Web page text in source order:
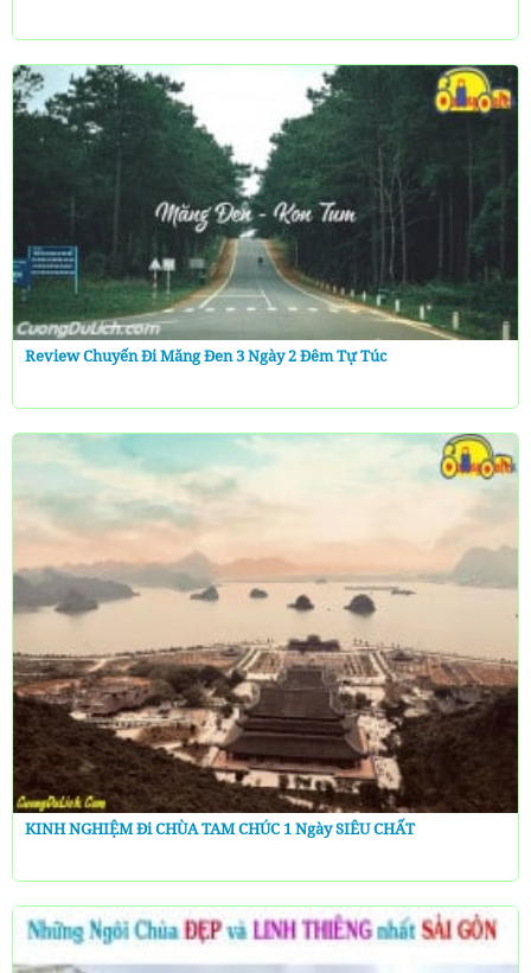
Review Chuyến Đi Măng Đen 3 Ngày 2 Đêm Tự Túc
KINH NGHIỆM Đi CHÙA TAM CHÚC 1 Ngày SIÊU CHẤT